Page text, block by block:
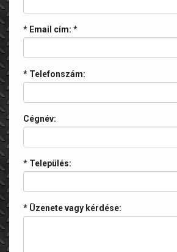
* Email cím: *
* Telefonszám:
Cégnév:
* Település:
* Üzenete vagy kérdése: